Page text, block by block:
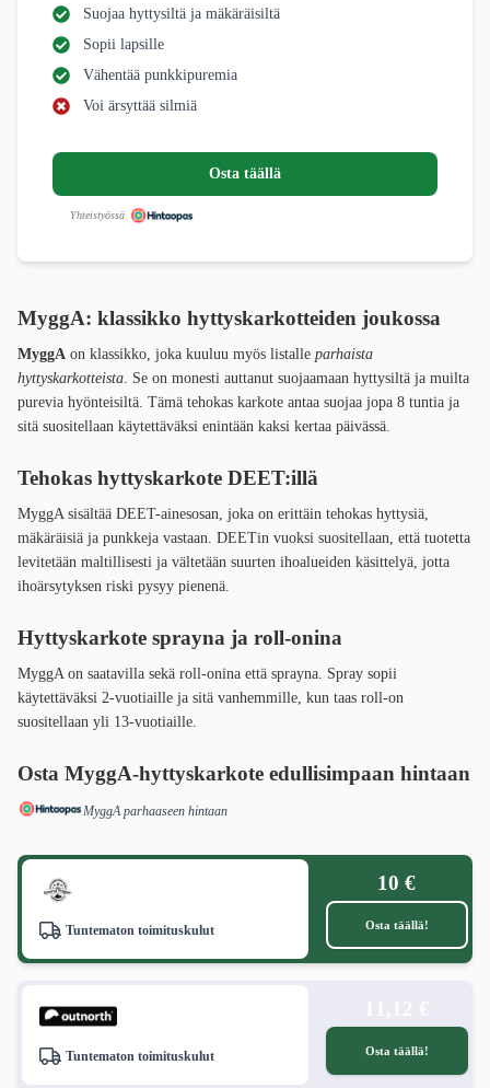
Suojaa hyttysiltä ja mäkäräisiltä
Sopii lapsille
Vähentää punkkipuremia
Voi ärsyttää silmiä
Osta täällä
Yhteistyössä
MyggA: klassikko hyttyskarkotteiden joukossa
MyggA on klassikko, joka kuuluu myös listalle parhaista
hyttyskarkotteista. Se on monesti auttanut suojaamaan hyttysiltä ja muilta
purevia hyönteisiltä. Tämä tehokas karkote antaa suojaa jopa 8 tuntia ja
sitä suositellaan käytettäväksi enintään kaksi kertaa päivässä.
Tehokas hyttyskarkote DEET:illä
MyggA sisältää DEET-ainesosan, joka on erittäin tehokas hyttysiä,
mäkäräisiä ja punkkeja vastaan. DEETin vuoksi suositellaan, että tuotetta
levitetään maltillisesti ja vältetään suurten ihoalueiden käsittelyä, jotta
ihoärsytyksen riski pysyy pienenä.
Hyttyskarkote sprayna ja roll-onina
MyggA on saatavilla sekä roll-onina että sprayna. Spray sopii
käytettäväksi 2-vuotiaille ja sitä vanhemmille, kun taas roll-on
suositellaan yli 13-vuotiaille.
Osta MyggA-hyttyskarkote edullisimpaan hintaan
MyggA parhaaseen hintaan
Tuntematon toimituskulut
10 €
Osta täällä!
Tuntematon toimituskulut Osta täällä!